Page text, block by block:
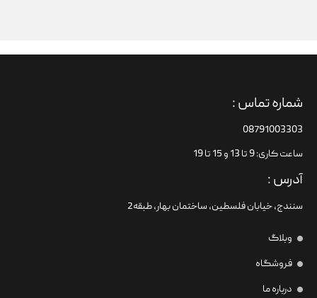
شماره تماس :
08791003303
ساعت کاری: 9 تا 13 و 15 تا 19
آدرس :
سنندج، خیابان فلسطین،‌ ساختمان بهار، طبقه2
وبلاگ
فروشگاه
درباره ما